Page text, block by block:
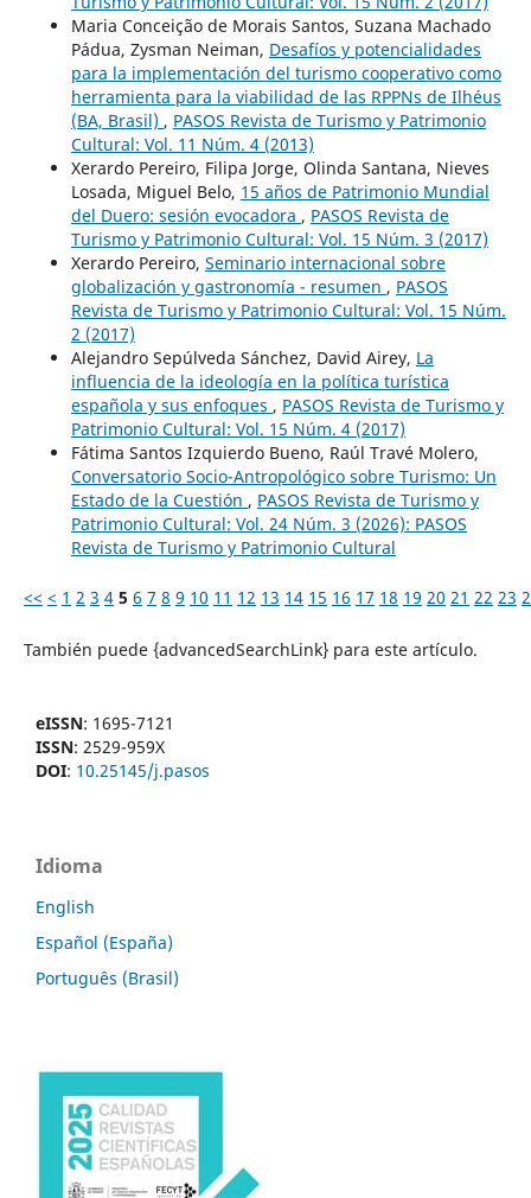
Maria Conceição de Morais Santos, Suzana Machado
Pádua, Zysman Neiman, Desafíos y potencialidades
para la implementación del turismo cooperativo como
herramienta para la viabilidad de las RPPNs de Ilhéus
(BA, Brasil) , PASOS Revista de Turismo y Patrimonio
Cultural: Vol. 11 Núm. 4 (2013)
Xerardo Pereiro, Filipa Jorge, Olinda Santana, Nieves
Losada, Miguel Belo, 15 años de Patrimonio Mundial
del Duero: sesión evocadora , PASOS Revista de
Turismo y Patrimonio Cultural: Vol. 15 Núm. 3 (2017)
Xerardo Pereiro, Seminario internacional sobre
globalización y gastronomía - resumen , PASOS
Revista de Turismo y Patrimonio Cultural: Vol. 15 Núm.
2 (2017)
Alejandro Sepúlveda Sánchez, David Airey, La
influencia de la ideología en la política turística
española y sus enfoques , PASOS Revista de Turismo y
Patrimonio Cultural: Vol. 15 Núm. 4 (2017)
Fátima Santos Izquierdo Bueno, Raúl Travé Molero,
Conversatorio Socio-Antropológico sobre Turismo: Un
Estado de la Cuestión , PASOS Revista de Turismo y
Patrimonio Cultural: Vol. 24 Núm. 3 (2026): PASOS
Revista de Turismo y Patrimonio Cultural
<< < 1 2 3 4 5 6 7 8 9 10 11 12 13 14 15 16 17 18 19 20 21 22 23
También puede {advancedSearchLink} para este artículo.
eISSN: 1695-7121
ISSN: 2529-959X
DOI: 10.25145/j.pasos
Idioma
English
Español (España)
Português (Brasil)